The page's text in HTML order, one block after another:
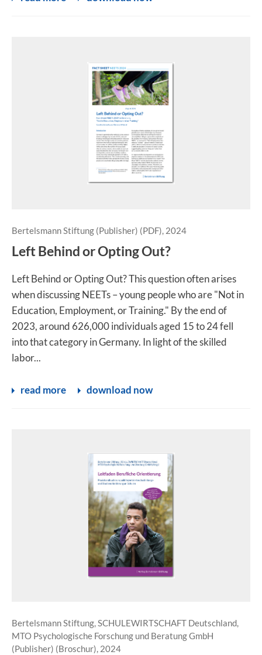
Bertelsmann Stiftung (Publisher) (PDF), 2024
Left Behind or Opting Out?
Left Behind or Opting Out? This question often arises
when discussing NEETs – young people who are "Not in
Education, Employment, or Training." By the end of
2023, around 626,000 individuals aged 15 to 24 fell
into that category in Germany. In light of the skilled
labor...
read more download now
Bertelsmann Stiftung, SCHULEWIRTSCHAFT Deutschland,
MTO Psychologische Forschung und Beratung GmbH
(Publisher) (Broschur), 2024